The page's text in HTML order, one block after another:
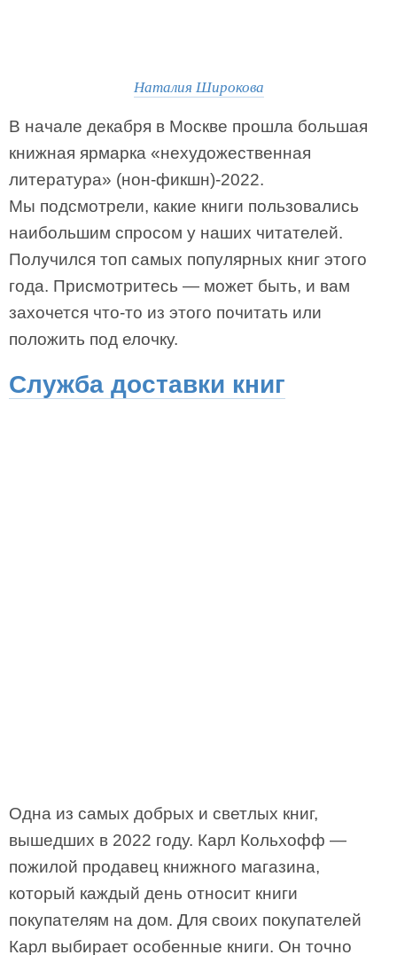
Наталия Широкова
В начале декабря в Москве прошла большая
книжная ярмарка «нехудожественная
литература» (нон-фикшн)-2022.
Мы подсмотрели, какие книги пользовались
наибольшим спросом у наших читателей.
Получился топ самых популярных книг этого
года. Присмотритесь — может быть, и вам
захочется что-то из этого почитать или
положить под елочку.
Служба доставки книг
Одна из самых добрых и светлых книг,
вышедших в 2022 году. Карл Кольхофф —
пожилой продавец книжного магазина,
который каждый день относит книги
покупателям на дом. Для своих покупателей
Карл выбирает особенные книги. Он точно